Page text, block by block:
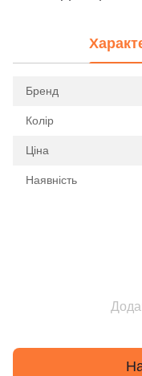
Бренд
Колір
Ціна
Наявність